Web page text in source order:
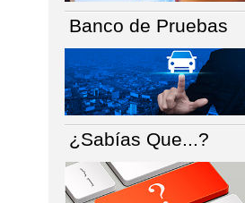
Banco de Pruebas
¿Sabías Que...?